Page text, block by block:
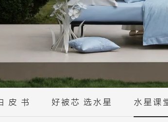
皮 书 好被芯 选水星 水星课